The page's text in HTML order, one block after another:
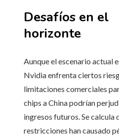
Desafíos en el
horizonte
Aunque el escenario actual
Nvidia enfrenta ciertos
limitaciones comerciales
chips a China podrían
ingresos futuros. Se calcula
restricciones han causado